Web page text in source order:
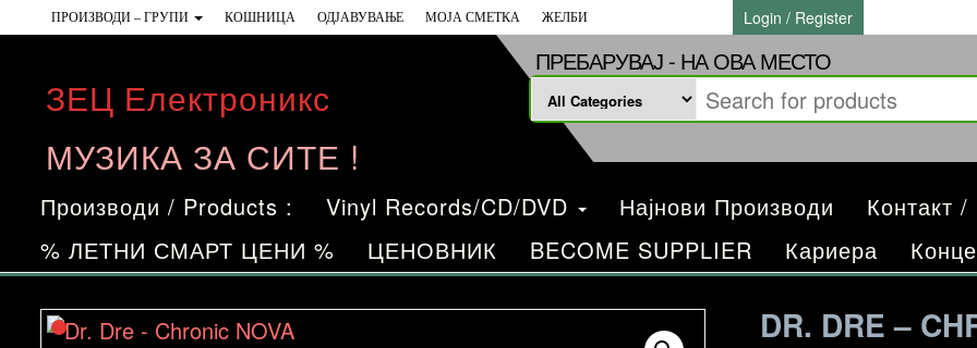
to
content
ПРОИЗВОДИ – ГРУПИ КОШНИЦА ОДЈАВУВАЊЕ МОЈА СМЕТКА ЖЕЛБИ Login / Register
ЗЕЦ Електроникс
МУЗИКА ЗА СИТЕ !
ПРЕБАРУВАЈ - НА ОВА МЕСТО
Производи / Products : Vinyl Records/CD/DVD Најнови Производи
Контакт
% ЛЕТНИ СМАРТ ЦЕНИ %
ЦЕНОВНИК BECOME SUPPLIER Кариера
DR. DRE –